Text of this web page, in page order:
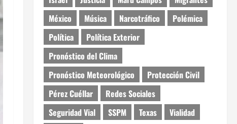
México
Música Narcotráfico
Polémica
Política
Política Exterior
Pronóstico del Clima
Pronóstico Meteorológico
Protección Civil
Pérez Cuéllar
Redes Sociales
Seguridad Vial
SSPM Texas
Vialidad